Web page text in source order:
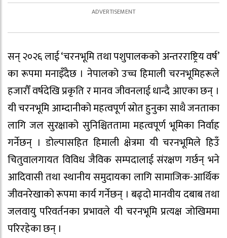
सन् २०२६ लाई ‘चरनभूमि तथा पशुपालकको अन्तरराष्ट्रिय वर्ष’
का रूपमा मनाइँदैछ । नेपालको उच्च हिमाली चरनभूमिहरूले
हजारौँ वर्षदेखि प्रकृति र मानव जीवनलाई धान्दै आएका छन् ।
यी चरनभूमि आम्दानीको महत्वपूर्ण स्रोत हुनुका साथै जनताका
लागि जल सुरक्षाको सुनिश्चिततामा महत्वपूर्ण भूमिका निर्वाह
गर्नेछन् । डोल्पासहित हिमाली क्षेत्रमा यी चरनभूमिले हिउँ
चितुवालगायत विविध जैविक सम्पदालाई संरक्षण गर्छन् भने
आदिवासी तथा स्थानीय समुदायका लागि सामाजिक-आर्थिक
जीवनरेखाको रूपमा कार्य गर्नेछन् । बढ्दो मानवीय दबाब तथा
जलवायु परिवर्तनका प्रभावले यी चरनभूमि प्रत्यक्ष जोखिममा
परिरहेका छन् ।